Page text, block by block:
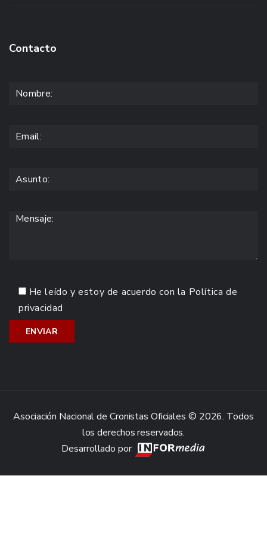
Contacto
He leído y estoy de acuerdo con la Política de
privacidad
Asociación Nacional de Cronistas Oficiales © 2026. Todos
los derechos reservados.
Desarrollado por